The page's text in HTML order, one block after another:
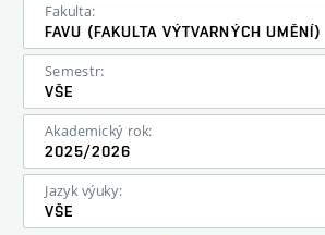
Fakulta:
FAVU (FAKULTA VÝTVARNÝCH UMĚNÍ)
Semestr:
VŠE
Akademický rok:
2025/2026
Jazyk výuky:
VŠE